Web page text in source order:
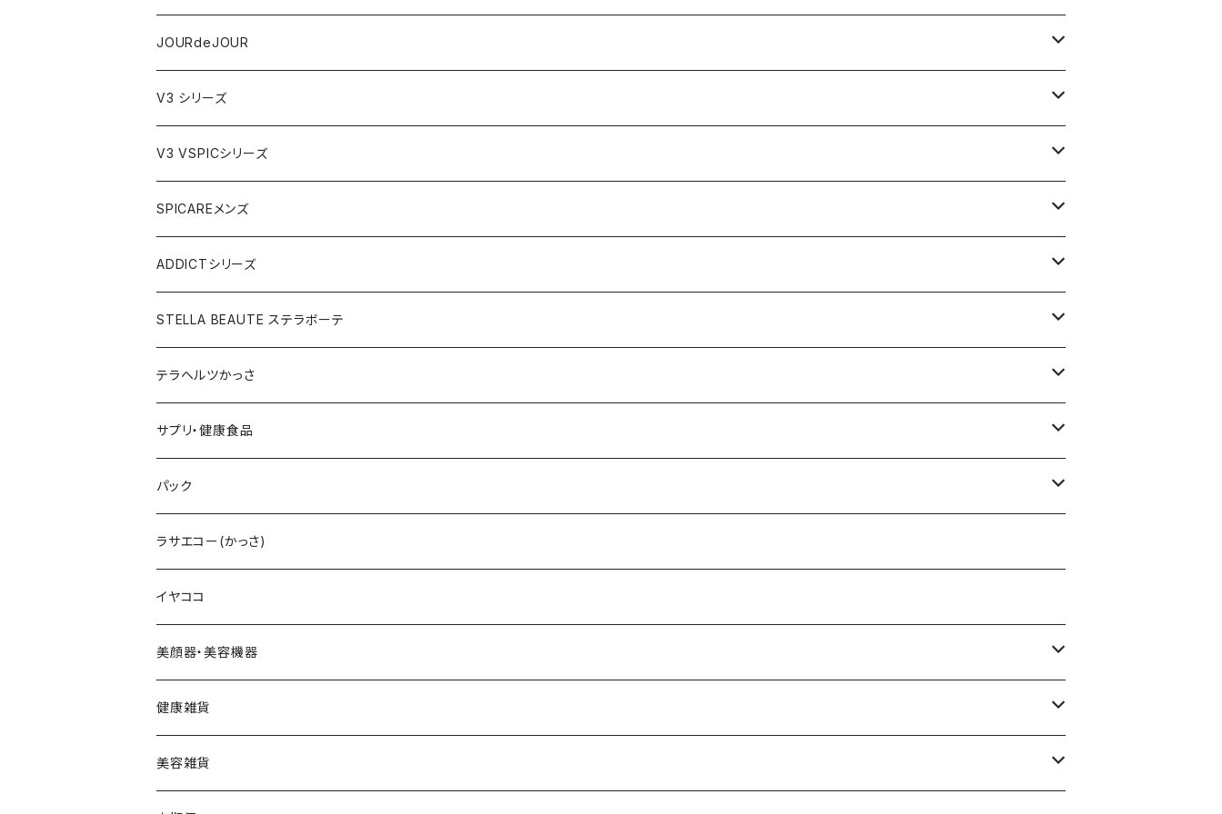
テラヘルツかっさデュアルカーブ
ビューティフェイススティック・リン
VSPIC C グロウミスト
VSPICサンセラム
レーザー&EMSリフトブラシPRO2.0
V3 Ｖスピック ブライトデリバリーC
V3 ＶスピックCマスク
V3インテリジェントファンデーション
スリムレイビタマインリポソームC
LIPADDICTヌードエスプレッソ
JOURdeJOURセット
JOURdeJOUR＆テラヘルツかっさセット
JOURdeJOUR＆美顔器セット
紫外線対策セット
V3ベースメイクセット
紫外線対策&抗酸化サプリ
JOURdeJOUR
メディテーションゲル32
VEGANクレンジング
JOURdeJOURセット
メディテーションゲル2本セット
メディテーションゲル&クレンジングセット
リップアディクトセット
V3 シリーズ
ルカドクリーム
V3エキサイティングファンデーション
レフィル
V3シャイニングファンデーション
レフィル
V3ブリリアントファンデーション
レフィル
V3インテリジェントファンデーション
レフィル
V3プライマー
VMファンデーション
セットアップパウダー
シャイニー
スムース
V3コンシーラー
HARIデイリークリーム
VSPICサンセラム
VSPIC C グロウミスト
V3 VSPICシリーズ
Cサンセラム
VC美容液
Ｃグロウミスト
ブライトデリバリーC
Cマスク
Cトナー
Cエマルジョン
Cクレンザー
Cクリーム
Cクレイパック
基本4種セット
SPICAREメンズ
スターターセット
VMファンデーション
メンズクレンザー
メンズ化粧水
メンズオールインワンセラム
ADDICTシリーズ
ラッシュアディクト
ラッシュトランスカラ
まつ毛美容液
リップアディクト
ヘアーアディクト
STELLA BEAUTE ステラボーテ
ビューティフェイススティックRIN
ビューティフェイススティック2.0
レーザー＆EMSリフトブラシPRO2.0
テラヘルツかっさ
雫型
円盤
デュアルカーブ
羽根型
ウェーブ型
ロング
スティック
サプリ・健康食品
V3ブライトデリバリーC
ホワイトパンドラ
チューっとカット
カッティー
バーニー
ビタマイン
パック
V3HARIセラム
ヴィディアル・ニードリッチ
ラサエコー(かっさ)
イヤココ
美顔器・美容機器
ビューティフェイススティック・リン
レーザー&EMSリフトブラシPRO2.0
健康雑貨
ストーンホットパット
美容雑貨